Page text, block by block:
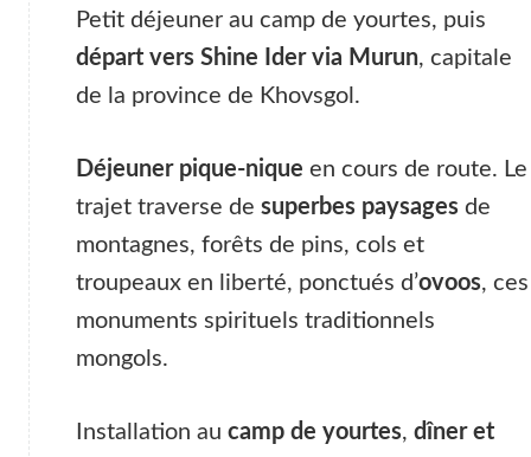
Petit déjeuner au camp de yourtes, puis
départ vers Shine Ider via Murun, capitale
de la province de Khovsgol.
Déjeuner pique-nique en cours de route. Le
trajet traverse de superbes paysages de
montagnes, forêts de pins, cols et
troupeaux en liberté, ponctués d’ovoos, ces
monuments spirituels traditionnels
mongols.
Installation au camp de yourtes, dîner et